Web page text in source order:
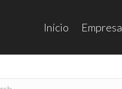
Início Empresa